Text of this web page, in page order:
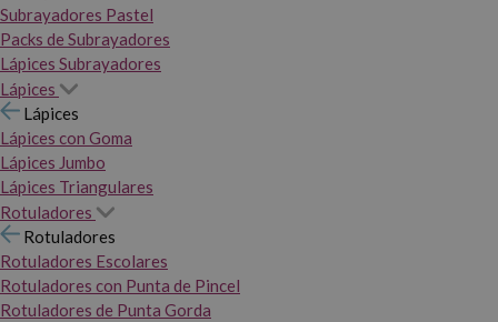
Subrayadores Pastel
Packs de Subrayadores
Lápices Subrayadores
Lápices
Lápices
Lápices con Goma
Lápices Jumbo
Lápices Triangulares
Rotuladores
Rotuladores
Rotuladores Escolares
Rotuladores con Punta de Pincel
Rotuladores de Punta Gorda